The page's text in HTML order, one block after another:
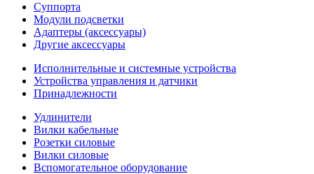
Суппорта
Модули подсветки
Адаптеры (аксессуары)
Другие аксессуары
Исполнительные и системные устройства
Устройства управления и датчики
Принадлежности
Удлинители
Вилки кабельные
Розетки силовые
Вилки силовые
Вспомогательное оборудование